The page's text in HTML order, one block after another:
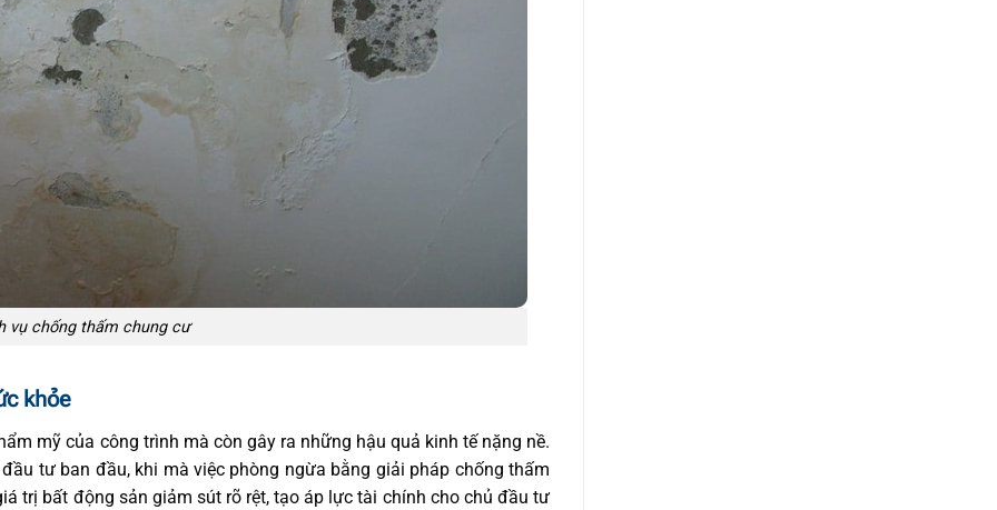
vụ chống thấm chung cư
khỏe
mỹ của công trình mà còn gây ra những hậu quả kinh tế nặng nề.
tư ban đầu, khi mà việc phòng ngừa bằng giải pháp chống thấm
trị bất động sản giảm sút rõ rệt, tạo áp lực tài chính cho chủ đầu tư